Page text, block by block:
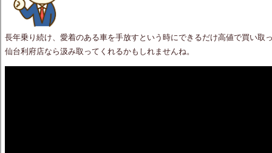
長年乗り続け、愛着のある車を手放すという時にできるだけ高値で買い取
仙台利府店なら汲み取ってくれるかもしれませんね。